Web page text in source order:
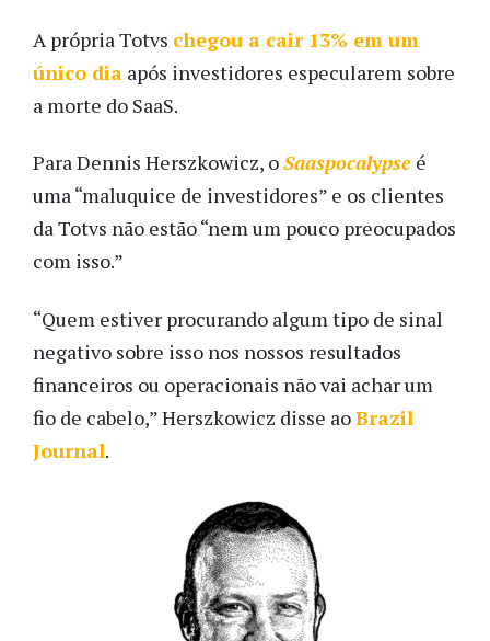
A própria Totvs chegou a cair 13% em um
único dia após investidores especularem sobre
a morte do SaaS.
Para Dennis Herszkowicz, oSaaspocalypse é
uma “maluquice de investidores” e os clientes
da Totvs não estão “nem um pouco preocupados
com isso.”
“Quem estiver procurando algum tipo de sinal
negativo sobre isso nos nossos resultados
financeiros ou operacionais não vai achar um
fio de cabelo,” Herszkowicz disse aoBrazil
Journal.